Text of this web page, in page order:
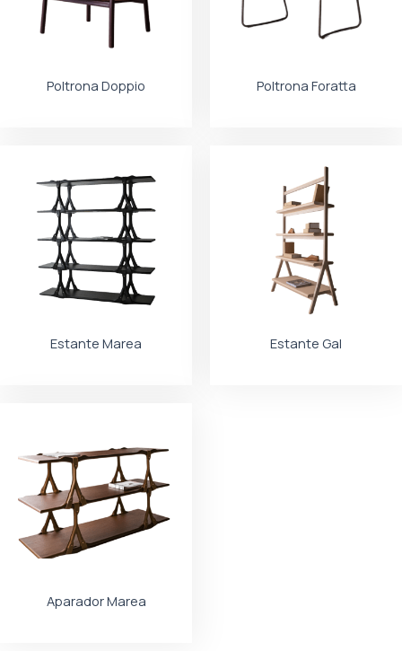
Poltrona Doppio Poltrona Foratta
Estante Marea Estante Gal
Aparador Marea